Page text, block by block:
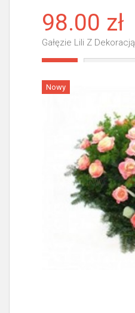
98.00 zł
Gałęzie Lili Z Dekoracją
Nowy